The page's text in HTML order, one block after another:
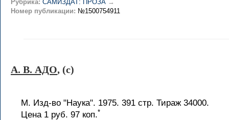
Рубрика: САМИЗДАТ: ПРОЗА →
Номер публикации: №1500754911
А. В. АДО, (c)
М. Изд-во "Наука". 1975. 391 стр. Тираж 34000.
Цена 1 руб. 97 коп.*